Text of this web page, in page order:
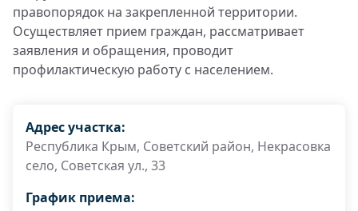
правопорядок на закрепленной территории.
Осуществляет прием граждан, рассматривает
заявления и обращения, проводит
профилактическую работу с населением.
Адрес участка:
Республика Крым, Советский район, Некрасовка
село, Советская ул., 33
График приема: